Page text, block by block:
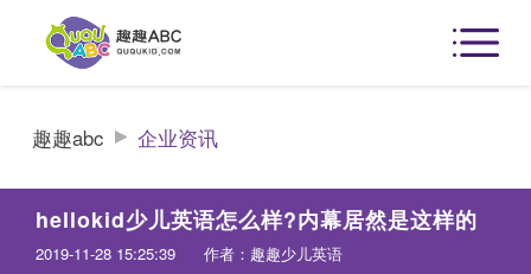
趣趣abc 企业资讯
hellokid少儿英语怎么样?内幕居然是这样的
2019-11-28 15:25:39 作者：趣趣少儿英语